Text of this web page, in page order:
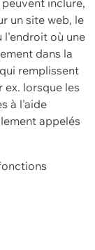
un site web, le
l'endroit où une
dans la
remplissent
ex. lorsque les
à l'aide
appelés